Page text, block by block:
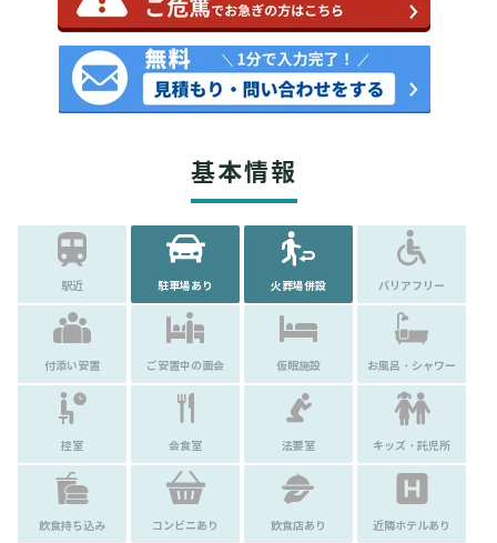
基本情報
駅近 駐車場あり 火葬場併設 バリアフリー
付添い安置 ご安置中の面会 仮眠施設 お風呂・シャワー
控室 会食室 法要室 キッズ・託児所
飲食持ち込み コンビニあり 飲食店あり 近隣ホテルあり